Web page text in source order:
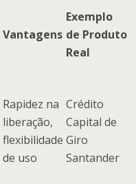
Vantagens
Exemplo
de Produto
Real
Rapidez na
liberação,
flexibilidade
de uso
Crédito
Capital de
Giro
Santander